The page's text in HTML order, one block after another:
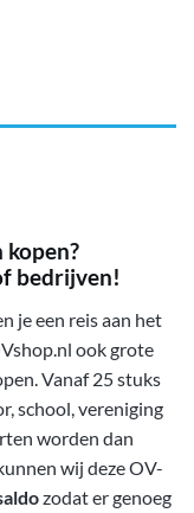
bedrijven!
je een reis aan het
ook grote
Vanaf 25 stuks
school, vereniging
worden dan
wij deze OV-
zodat er genoeg